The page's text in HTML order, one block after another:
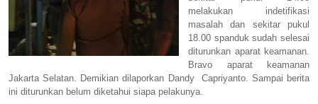
melakukan indetifikasi
masalah dan sekitar pukul
18.00 spanduk sudah selesai
diturunkan aparat keamanan.
Bravo aparat keamanan
Jakarta Selatan. Demikian dilaporkan Dandy
Capriyanto. Sampai berita
ini diturunkan belum diketahui siapa pelakunya.